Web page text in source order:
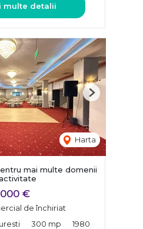
multe detalii
Harta
Next
mai multe domenii
€
de închiriat
300 mp 1980